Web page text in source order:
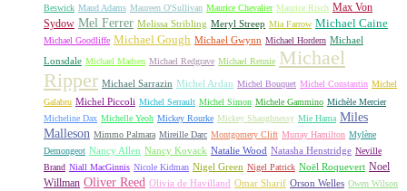
Beswick Maud Adams Maureen O'Sullivan Maurice Chevalier Maurice Risch Max Von
Sydow Mel Ferrer Melissa Stribling Meryl Streep Mia Farrow Michael Caine
Michael Goodliffe Michael Gough Michael Gwynn Michael Hordern Michael
Lonsdale Michael Madsen Michael Redgrave Michael Rennie Michael
Ripper Michael Sarrazin Michel Ardan Michel Bouquet Michel Constantin Michel
Galabru Michel Piccoli Michel Serrault Michel Simon Michele Gammino Michèle Mercier
Micheline Dax Michelle Yeoh Mickey Rourke Mickey Shaughnessy Mie Hama Miles
Malleson Mimmo Palmara Mireille Darc Montgomery Clift Murray Hamilton Mylène
Demongeot Nancy Allen Nancy Kovack Natalie Wood Natasha Henstridge Neville
Brand Niall MacGinnis Nicole Kidman Nigel Green Nigel Patrick Noël Roquevert Noel
Willman Oliver Reed Olivia de Havilland Omar Sharif Orson Welles Owen Wilson